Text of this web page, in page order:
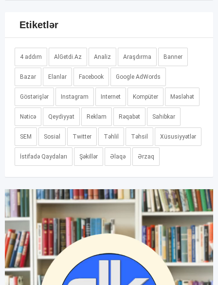
Etiketlər
4 addım AlGetdi.Az Analiz Araşdırma Banner
Bazar Elanlar Facebook Google AdWords
Göstərişlər Instagram Internet Kompüter Məsləhət
Nəticə Qeydiyyat Reklam Rəqabət Sahibkar
SEM Sosial Twitter Təhlil Təhsil Xüsusiyyətlər
İstifadə Qaydaları Şəkillər Əlaqə Ərzaq